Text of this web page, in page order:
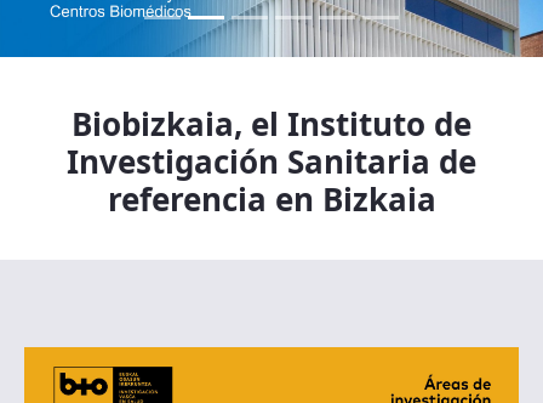
Biobizkaia, el Instituto de
Investigación Sanitaria de
referencia en Bizkaia